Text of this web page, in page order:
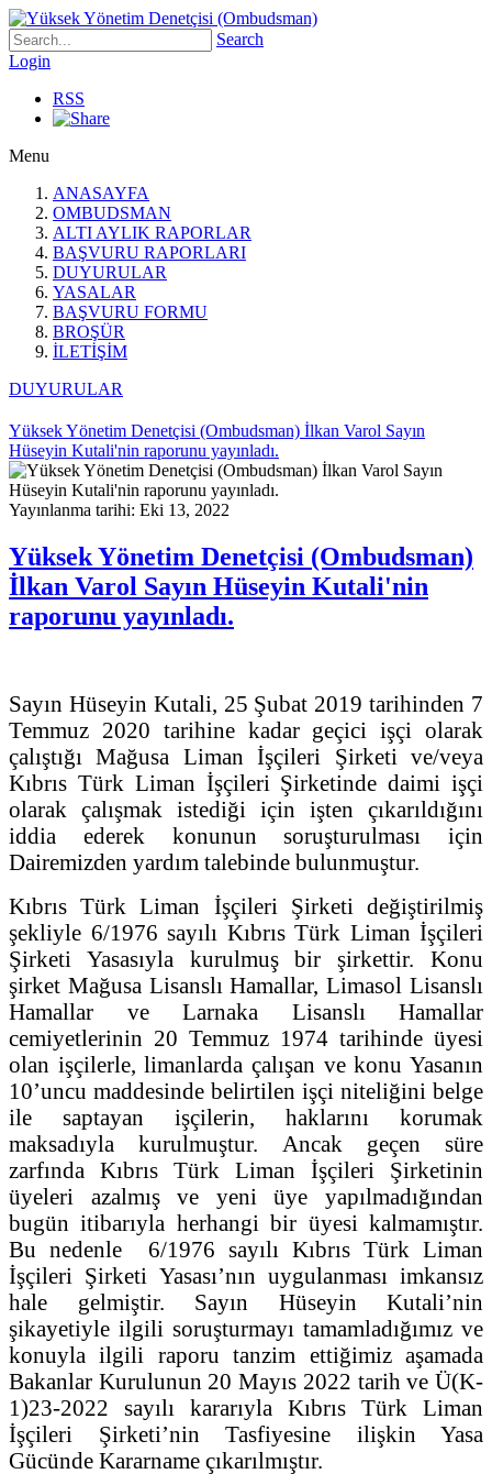
Search
Login
RSS
Menu
ANASAYFA
OMBUDSMAN
ALTI AYLIK RAPORLAR
BAŞVURU RAPORLARI
DUYURULAR
YASALAR
BAŞVURU FORMU
BROŞÜR
İLETİŞİM
DUYURULAR
Yüksek Yönetim Denetçisi (Ombudsman) İlkan Varol Sayın
Hüseyin Kutali'nin raporunu yayınladı.
Yayınlanma tarihi: Eki 13, 2022
Yüksek Yönetim Denetçisi (Ombudsman)
İlkan Varol Sayın Hüseyin Kutali'nin
raporunu yayınladı.
Sayın Hüseyin Kutali, 25 Şubat 2019 tarihinden 7
Temmuz 2020 tarihine kadar geçici işçi olarak
çalıştığı Mağusa Liman İşçileri Şirketi ve/veya
Kıbrıs Türk Liman İşçileri Şirketinde daimi işçi
olarak çalışmak istediği için işten çıkarıldığını
iddia ederek konunun soruşturulması için
Dairemizden yardım talebinde bulunmuştur.
Kıbrıs Türk Liman İşçileri Şirketi değiştirilmiş
şekliyle 6/1976 sayılı Kıbrıs Türk Liman İşçileri
Şirketi Yasasıyla kurulmuş bir şirkettir. Konu
şirket Mağusa Lisanslı Hamallar, Limasol Lisanslı
Hamallar ve Larnaka Lisanslı Hamallar
cemiyetlerinin 20 Temmuz 1974 tarihinde üyesi
olan işçilerle, limanlarda çalışan ve konu Yasanın
10’uncu maddesinde belirtilen işçi niteliğini belge
ile saptayan işçilerin, haklarını korumak
maksadıyla kurulmuştur. Ancak geçen süre
zarfında Kıbrıs Türk Liman İşçileri Şirketinin
üyeleri azalmış ve yeni üye yapılmadığından
bugün itibarıyla herhangi bir üyesi kalmamıştır.
Bu nedenle 6/1976 sayılı Kıbrıs Türk Liman
İşçileri Şirketi Yasası’nın uygulanması imkansız
hale gelmiştir. Sayın Hüseyin Kutali’nin
şikayetiyle ilgili soruşturmayı tamamladığımız ve
konuyla ilgili raporu tanzim ettiğimiz aşamada
Bakanlar Kurulunun 20 Mayıs 2022 tarih ve Ü(K-
1)23-2022 sayılı kararıyla Kıbrıs Türk Liman
İşçileri Şirketi’nin Tasfiyesine ilişkin Yasa
Gücünde Kararname çıkarılmıştır.